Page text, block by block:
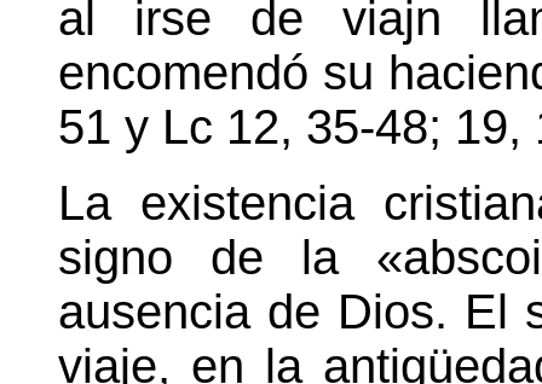
al irse de viajn
encomendó su
51 y Lc 12, 35-48; 19,
La existencia
signo de la
ausencia de Dios. El
viaje, en la